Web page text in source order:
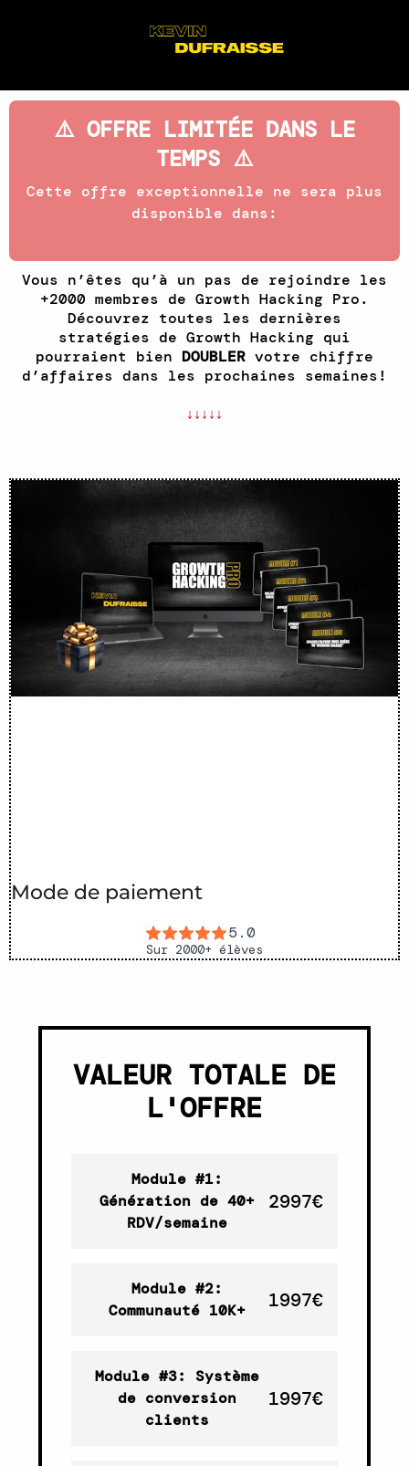
⚠️ OFFRE LIMITÉE DANS LE
TEMPS ⚠️
Cette offre exceptionnelle ne sera plus
disponible dans:
Vous n’êtes qu’à un pas de rejoindre les
+2000 membres de Growth Hacking Pro.
Découvrez toutes les dernières
stratégies de Growth Hacking qui
pourraient bien DOUBLER votre chiffre
d’affaires dans les prochaines semaines!
↓↓↓↓↓
Mode de paiement
VALEUR TOTALE DE
L'OFFRE
Module #1:
Génération de 40+
RDV/semaine
2997€
Module #2:
Communauté 10K+
1997€
Module #3: Système
de conversion
clients
1997€